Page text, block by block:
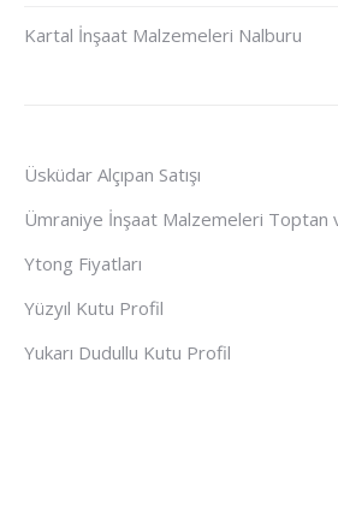
Kartal İnşaat Malzemeleri Nalburu
Üsküdar Alçıpan Satışı
Ümraniye İnşaat Malzemeleri Toptan
Ytong Fiyatları
Yüzyıl Kutu Profil
Yukarı Dudullu Kutu Profil